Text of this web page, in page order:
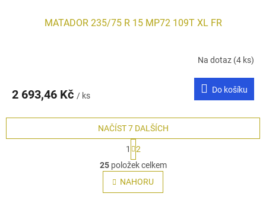
MATADOR 235/75 R 15 MP72 109T XL FR
Na dotaz (4 ks)
2 693,46 Kč / ks
Do košíku
O
v
l
á
NAČÍST 7 DALŠÍCH
S
t
r
á
n
k
1
2
25položek celkem
NAHORU